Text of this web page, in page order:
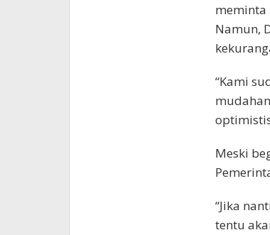
meminta
Namun,
“Kami
Meski
“Jika
tentu